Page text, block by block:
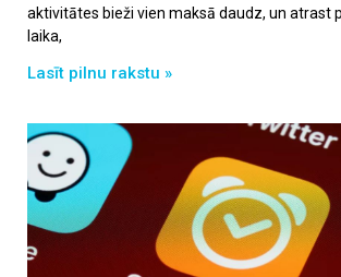
aktivitātes bieži vien maksā daudz, un atrast
laika,
Lasīt pilnu rakstu »